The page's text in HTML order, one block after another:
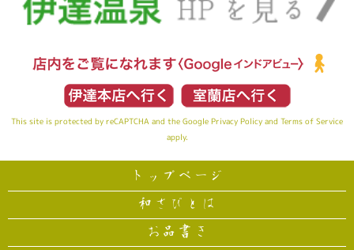
This site is protected by reCAPTCHA and the Google Privacy Policy and Terms of Service
apply.
トップページ
和さびとは
お品書き